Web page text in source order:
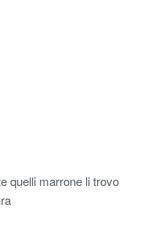
quelli marrone li trovo